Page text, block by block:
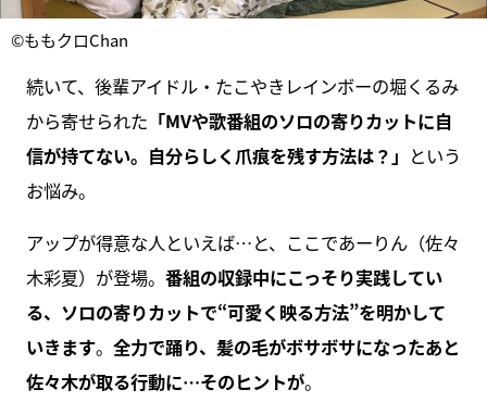
©ももクロChan
続いて、後輩アイドル・たこやきレインボーの堀くるみ
から寄せられた 「MVや歌番組のソロの寄りカットに自
信が持てない。自分らしく爪痕を残す方法は？」 という
お悩み。
アップが得意な人といえば…と、ここであーりん（佐々
木彩夏）が登場。 番組の収録中にこっそり実践してい
る、ソロの寄りカットで“可愛く映る方法”を明かして
いきます。 全力で踊り、髪の毛がボサボサになったあと
佐々木が取る行動に…そのヒントが。